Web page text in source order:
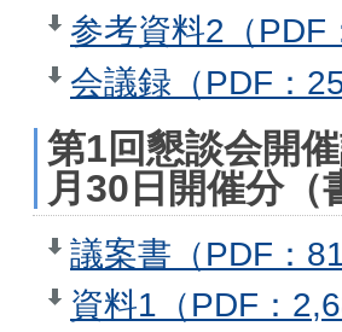
参考資料2（PDF
会議録（PDF：
第1回懇談会開
月30日開催分（
議案書（PDF：
資料1（PDF：